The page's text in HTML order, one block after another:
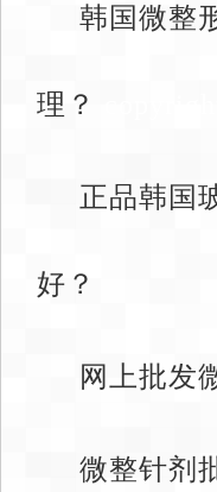
韩国微整
理？
正品韩国
好？
网上批发
微整针剂